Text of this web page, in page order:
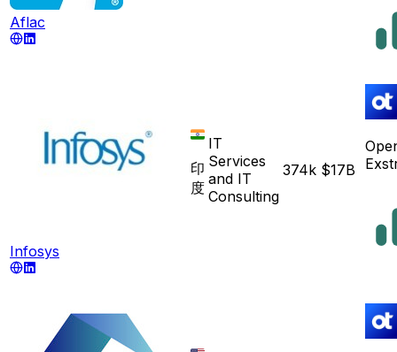
Aflac
Infosys
印
度
IT
Services
and IT
Consulting
374k $17B